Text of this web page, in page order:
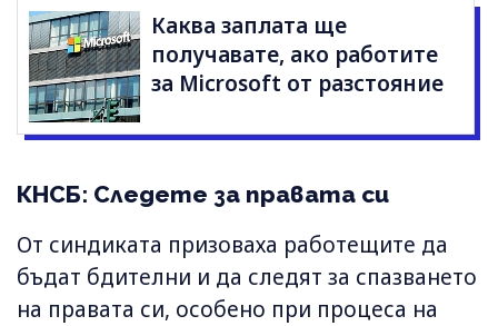
Каква заплата ще
получавате, ако работите
за Microsoft от разстояние
КНСБ: Следете за правата си
От синдиката призоваха работещите да
бъдат бдителни и да следят за спазването
на правата си, особено при процеса на